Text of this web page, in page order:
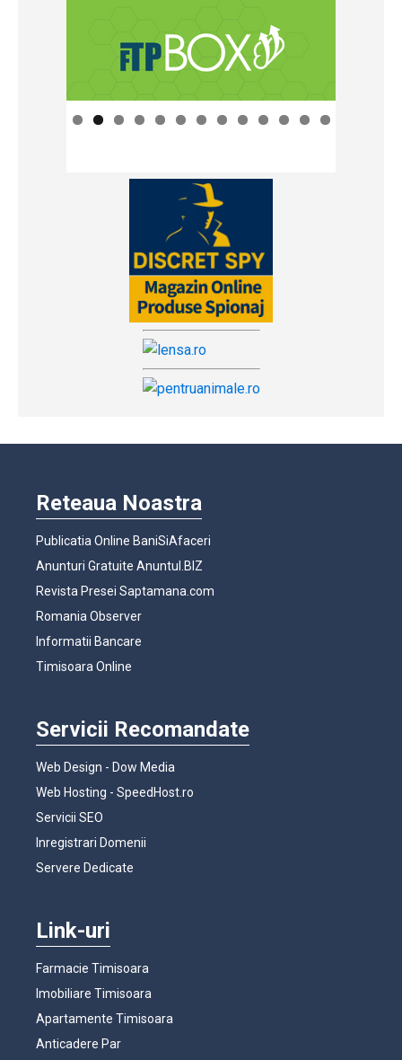
Reteaua Noastra
Publicatia Online BaniSiAfaceri
Anunturi Gratuite Anuntul.BIZ
Revista Presei Saptamana.com
Romania Observer
Informatii Bancare
Timisoara Online
Servicii Recomandate
Web Design - Dow Media
Web Hosting - SpeedHost.ro
Servicii SEO
Inregistrari Domenii
Servere Dedicate
Link-uri
Farmacie Timisoara
Imobiliare Timisoara
Apartamente Timisoara
Anticadere Par